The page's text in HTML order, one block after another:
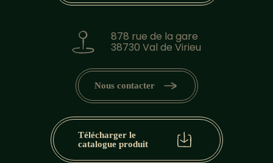
878 rue de la gare
38730 Val de Virieu
Nous contacter
Télécharger le
catalogue produit